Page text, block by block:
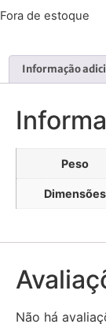
Fora de estoque
Informação
Peso
Dimensões
Não há